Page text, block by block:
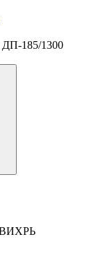
185/1300
ВИХРЬ